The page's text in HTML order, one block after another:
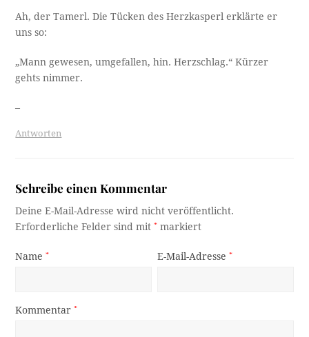
Ah, der Tamerl. Die Tücken des Herzkasperl erklärte er
uns so:
„Mann gewesen, umgefallen, hin. Herzschlag.“ Kürzer
gehts nimmer.
–
Antworten
Schreibe einen Kommentar
Deine E-Mail-Adresse wird nicht veröffentlicht.
Erforderliche Felder sind mit* markiert
Name* E-Mail-Adresse*
Kommentar*